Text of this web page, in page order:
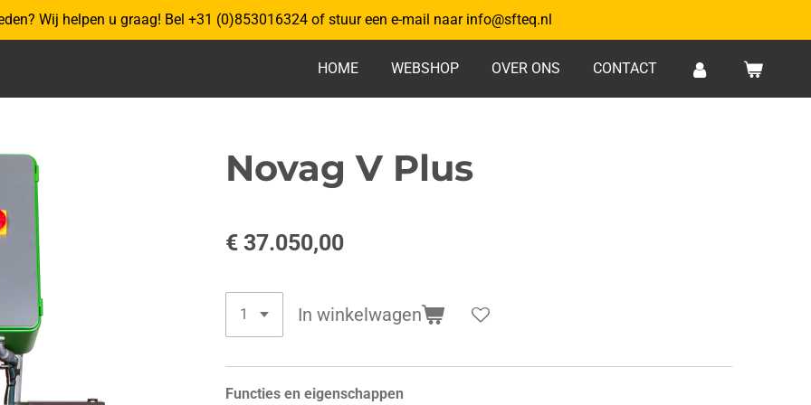
Wij helpen u graag! Bel +31 (0)853016324 of stuur een e-mail naar info@sfteq.nl
HOME WEBSHOP OVER ONS CONTACT
Novag V Plus
€ 37.050,00
In winkelwagen
Functies en eigenschappen